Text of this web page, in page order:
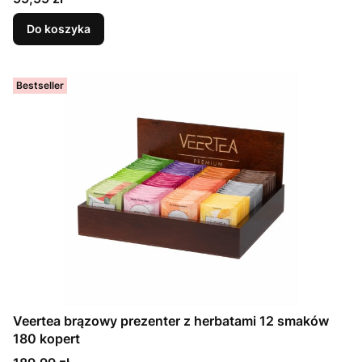
Do koszyka
Bestseller
Veertea brązowy prezenter z herbatami 12 smaków
180 kopert